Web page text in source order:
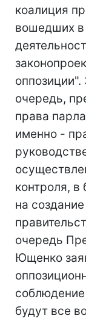
коалиция
вошедших в
очередь,
права
именно -
контроля,
на
очередь
Ющенко
будут все